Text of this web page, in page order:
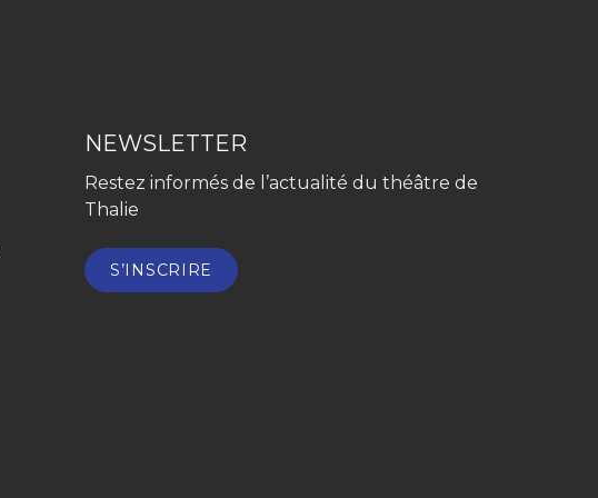
NEWSLETTER
Restez informés de l’actualité du théâtre de
Thalie
S’INSCRIRE